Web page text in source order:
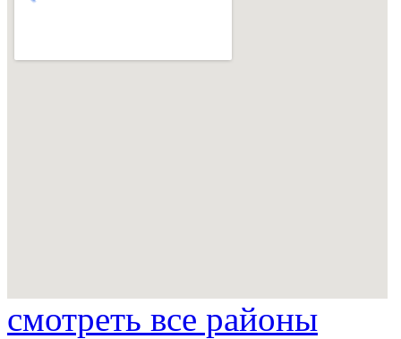
смотреть все районы